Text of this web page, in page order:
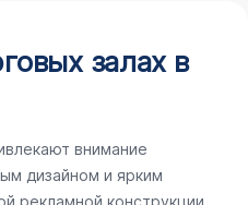
залах в
внимание
дизайном и ярким
рекламной конструкции